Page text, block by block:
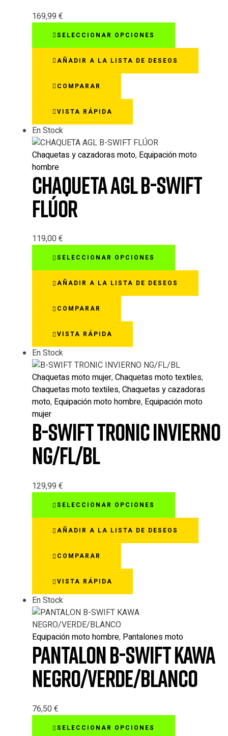
169,99 €
SELECCIONAR OPCIONES
múltiples
variantes.
en
página
de
AÑADIR A LA LISTA DE DESEOS
COMPARAR
VISTA RÁPIDA
En Stock
Chaquetas y cazadoras moto, Equipación moto
hombre
CHAQUETA AGL B-SWIFT
FLÚOR
119,00€
SELECCIONAR OPCIONES
múltiples
variantes.
elegir
en
la
página
producto
AÑADIR A LA LISTA DE DESEOS
COMPARAR
VISTA RÁPIDA
En Stock
Chaquetas moto mujer,Chaquetas moto textiles,
Chaquetas moto textiles,Chaquetas y cazadoras
moto, Equipación moto hombre, Equipación moto
mujer
B-SWIFT TRONIC INVIERNO
NG/FL/BL
129,99 €
SELECCIONAR OPCIONES
múltiples
variantes.
la
página
de
producto
AÑADIR A LA LISTA DE DESEOS
COMPARAR
VISTA RÁPIDA
En Stock
Equipación moto hombre, Pantalones moto
PANTALON B-SWIFT KAWA
NEGRO/VERDE/BLANCO
76,50€
SELECCIONAR OPCIONES